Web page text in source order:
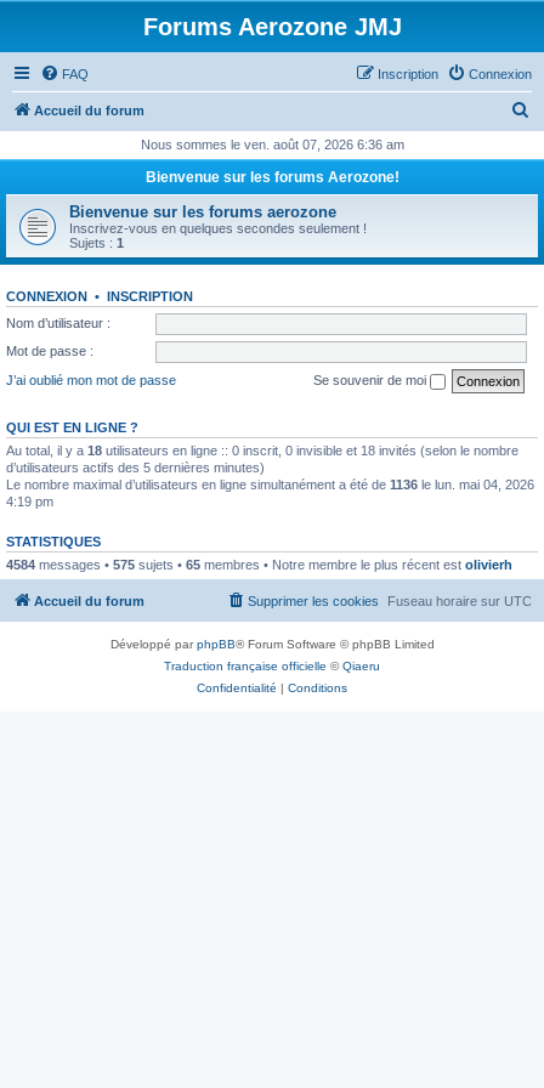
Forums Aerozone JMJ
FAQ Connexion
Inscription
Accueil du forum
h
r
Nous sommes le ven. août 07, 2026 6:36 am
Bienvenue sur les forums Aerozone!
Bienvenue sur les forums aerozone
Inscrivez-vous en quelques secondes seulement !
Sujets : 1
CONNEXION • INSCRIPTION
Nom d’utilisateur :
Mot de passe :
J’ai oublié mon mot de passe
Se souvenir de moi
QUI EST EN LIGNE ?
Au total, il y a 18 utilisateurs en ligne :: 0 inscrit, 0 invisible et 18 invités (selon le nombre
d’utilisateurs actifs des 5 dernières minutes)
Le nombre maximal d’utilisateurs en ligne simultanément a été de 1136 le lun. mai 04, 2026
4:19 pm
STATISTIQUES
4584 messages • 575 sujets • 65 membres • Notre membre le plus récent est olivierh
Accueil du forum Fuseau horaire sur UTC
Supprimer les cookies
Développé parphpBB® Forum Software © phpBB Limited
Traduction française officielle ©Qiaeru
Confidentialité | Conditions